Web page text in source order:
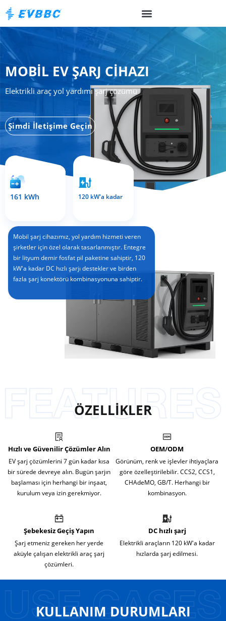
MOBIL EV ŞARJ CIHAZI
Elektrikli araç yol yardımı şarj çözümü
Şimdi İletişime Geçin
161 kWh 120 kW'a kadar
Mobil şarj cihazımız, yol yardım hizmeti veren
şirketler için özel olarak tasarlanmıştır. Entegre
bir lityum demir fosfat pil paketine sahiptir, 120
kW'a kadar DC hızlı şarjı destekler ve birden
fazla şarj konektörü kombinasyonuna sahiptir.
ÖZELLİKLER
Hızlı ve Güvenilir Çözümler Alın
EV şarj çözümlerini 7 gün kadar kısa
bir sürede devreye alın. Bugün şarjın
başlaması için herhangi bir inşaat,
kurulum veya izin gerekmiyor.
OEM/ODM
Görünüm, renk ve işlevler ihtiyaçlara
göre özelleştirilebilir. CCS2, CCS1,
CHAdeMO, GB/T. Herhangi bir
kombinasyon.
Şebekesiz Geçiş Yapın
Şarj etmeniz gereken her yerde
aküyle çalışan elektrikli araç şarj
çözümleri.
DC hızlı şarj
Elektrikli araçların 120 kW'a kadar
hızlarda şarj edilmesi.
KULLANIM DURUMLARI